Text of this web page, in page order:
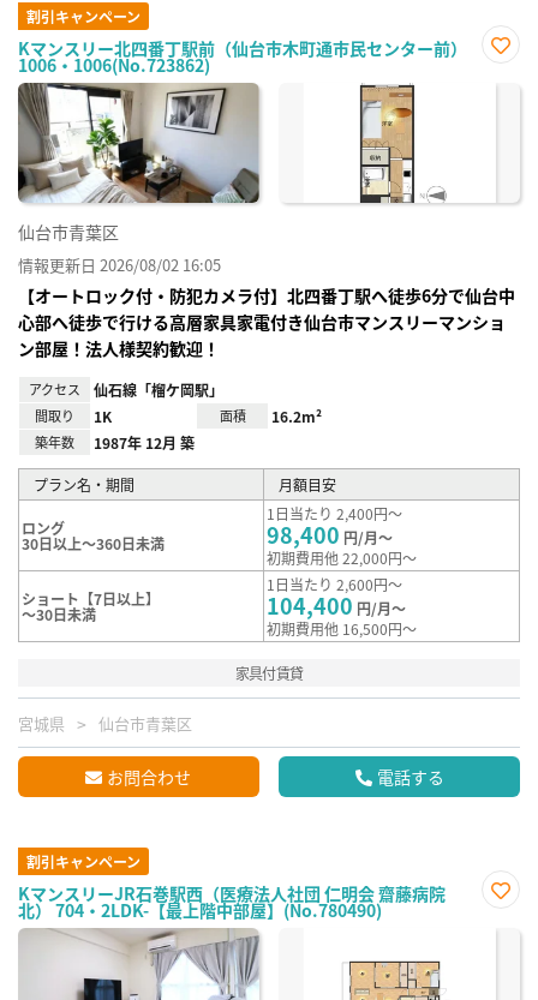
割引キャンペーン
Kマンスリー北四番丁駅前（仙台市木町通市民センター前）
1006・1006(No.723862)
に入
仙台市青葉区
情報更新日 2026/08/02 16:05
【オートロック付・防犯カメラ付】北四番丁駅へ徒歩6分で仙台中
心部へ徒歩で行ける高層家具家電付き仙台市マンスリーマンショ
ン部屋！法人様契約歓迎！
アクセス 仙石線「榴ケ岡駅」
間取り 1K 面積 16.2m²
築年数 1987年 12月 築
プラン名・期間 月額目安
ロング
30日以上～360日未満
1日当たり 2,400円～
98,400 円/月～
初期費用他 22,000円～
ショート【7日以上】
～30日未満
1日当たり 2,600円～
104,400 円/月～
初期費用他 16,500円～
家具付賃貸
宮城県 仙台市青葉区
お問合わせ 電話する
割引キャンペーン
KマンスリーJR石巻駅西（医療法人社団 仁明会 齋藤病院
北） 704・2LDK-【最上階中部屋】(No.780490)
に入